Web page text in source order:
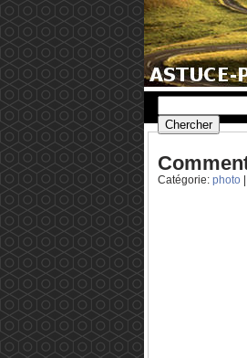
Catégorie: photo|